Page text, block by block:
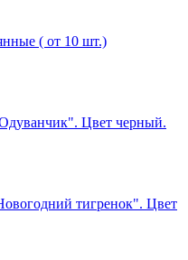
( от 10 шт.)
Цвет черный.
тигренок". Цвет